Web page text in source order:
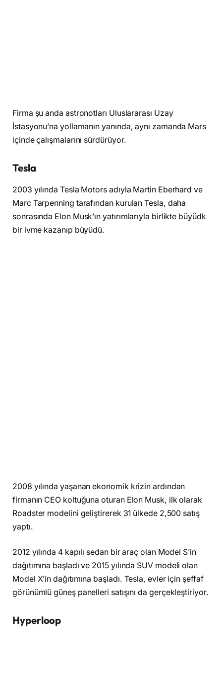
Firma şu anda astronotları Uluslararası Uzay
İstasyonu’na yollamanın yanında, aynı zamanda Mars
içinde çalışmalarını sürdürüyor.
Tesla
2003 yılında Tesla Motors adıyla Martin Eberhard ve
Marc Tarpenning tarafından kurulan Tesla, daha
sonrasında Elon Musk’ın yatırımlarıyla birlikte büyüdk
bir ivme kazanıp büyüdü.
2008 yılında yaşanan ekonomik krizin ardından
firmanın CEO koltuğuna oturan Elon Musk, ilk olarak
Roadster modelini geliştirerek 31 ülkede 2,500 satış
yaptı.
2012 yılında 4 kapılı sedan bir araç olan Model S’in
dağıtımına başladı ve 2015 yılında SUV modeli olan
Model X’in dağıtımına başladı. Tesla, evler için şeffaf
görünümlü güneş panelleri satışını da gerçekleştiriyor.
Hyperloop